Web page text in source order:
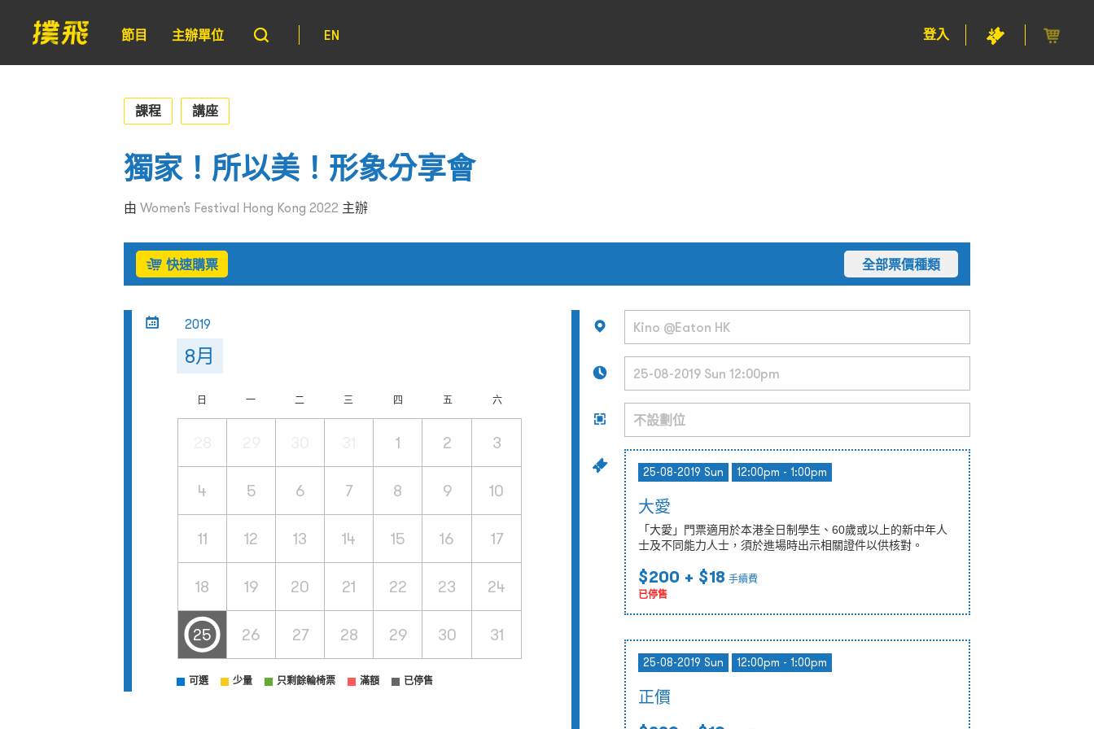
節目 主辦單位 EN 登入
課程 講座
獨家！所以美！形象分享會
由 Women’s Festival Hong Kong 2022 主辦
快速購票 全部票價種類
2019
8月
日 一 二 三 四 五 六
1 2 3
4 5 6 7 8 9 10
11 12 13 14 15 16 17
18 19 20 21 22 23 24
25 26 27 28 29 30 31
可選 少量 只剩餘輪椅票 滿額 已停售
25-08-2019 Sun 12:00pm - 1:00pm
大愛
「大愛」門票適用於本港全日制學生、60歲或以上的新中年人
士及不同能力人士，須於進場時出示相關證件以供核對。
$200 + $18 手續費
已停售
25-08-2019 Sun 12:00pm - 1:00pm
正價